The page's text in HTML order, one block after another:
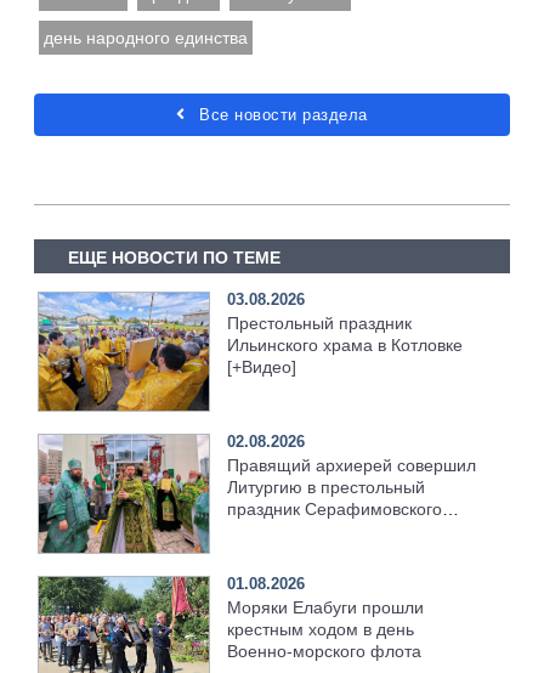
день народного единства
Все новости раздела
ЕЩЕ НОВОСТИ ПО ТЕМЕ
03.08.2026
Престольный праздник
Ильинского храма в Котловке
[+Видео]
02.08.2026
Правящий архиерей совершил
Литургию в престольный
праздник Серафимовского
01.08.2026
Моряки Елабуги прошли
крестным ходом в день
Военно‑морского флота